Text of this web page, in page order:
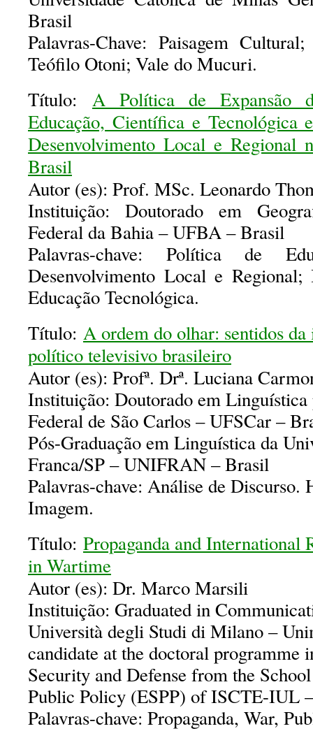
Brasil
Palavras-Chave: Paisagem
Teófilo Otoni; Vale do Mucuri.
Título: A Política de Expansão
Educação, Científica e Tecnológica
Desenvolvimento Local e Regional
Brasil
Autor (es): Prof. MSc. Leonardo
Instituição: Doutorado em
Federal da Bahia – UFBA – Brasil
Palavras-chave: Política de
Desenvolvimento Local e Regional;
Educação Tecnológica.
Título: A ordem do olhar: sentidos
político televisivo brasileiro
Autor (es): Profª. Drª. Luciana
Instituição: Doutorado em Linguística
Federal de São Carlos – UFSCar –
Pós-Graduação em Linguística da
Franca/SP – UNIFRAN – Brasil
Palavras-chave: Análise de Discurso.
Imagem.
Título: Propaganda and International
in Wartime
Autor (es): Dr. Marco Marsili
Instituição: Graduated in
Università degli Studi di Milano –
candidate at the doctoral programme
Security and Defense from the
Public Policy (ESPP) of ISCTE-IUL
Palavras-chave: Propaganda, War,